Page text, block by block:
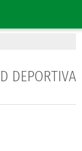
DEPORTIVA